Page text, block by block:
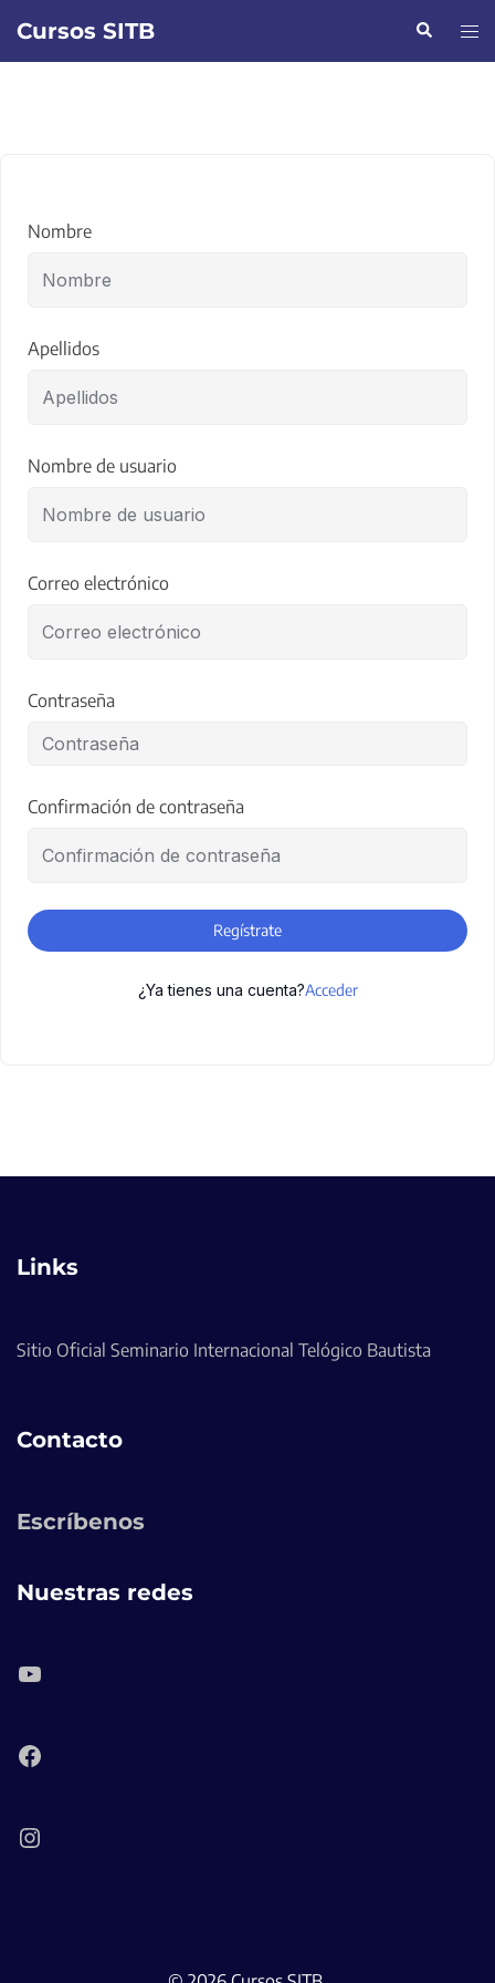
Cursos SITB Buscar
Nombre
Apellidos
Nombre de usuario
Correo electrónico
Contraseña
Confirmación de contraseña
Regístrate
¿Ya tienes una cuenta?Acceder
Links
Sitio Oficial Seminario Internacional Telógico Bautista
Contacto
Escríbenos
Nuestras redes
YouTube
Facebook
Instagram